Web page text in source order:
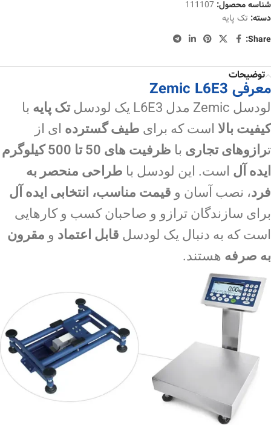
شناسه محصول: 111107
دسته: تک پایه
Share:
توضیحات
معرفی Zemic L6E3
لودسل Zemic مدل L6E3 یک لودسل تک پایه با
کیفیت بالا است که برای طیف گسترده ای از
ترازوهای تجاری با ظرفیت های 50 تا 500
کیلوگرم
ایده آل است. این لودسل با طراحی منحصر به
فرد، نصب آسان و قیمت مناسب، انتخابی ایده آل
برای سازندگان ترازو و صاحبان کسب و کارهایی
است که به دنبال یک لودسل قابل اعتماد و مقرون
به صرفه هستند.